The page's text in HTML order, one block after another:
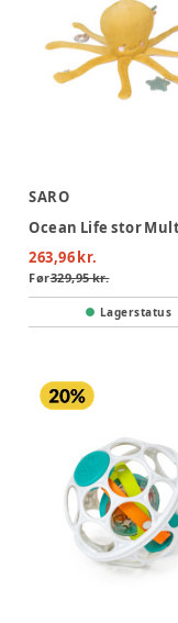
SARO
263,96 kr.
Før329,95 kr.
Lagerstatus